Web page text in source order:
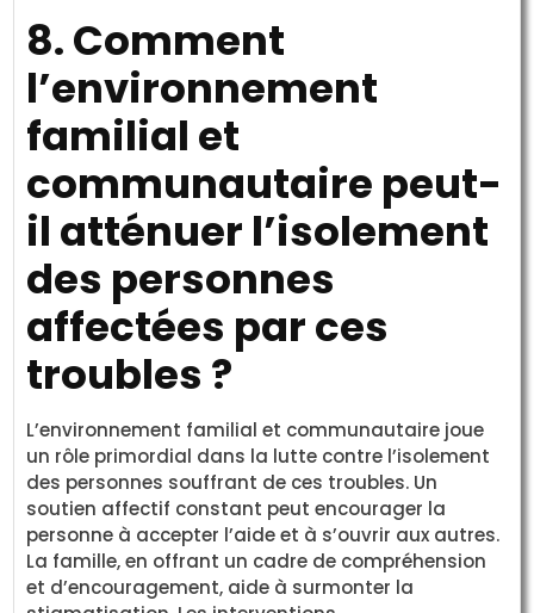
8. Comment
l’environnement
familial et
communautaire peut-
il atténuer l’isolement
des personnes
affectées par ces
troubles ?
L’environnement familial et communautaire joue
un rôle primordial dans la lutte contre l’isolement
des personnes souffrant de ces troubles. Un
soutien affectif constant peut encourager la
personne à accepter l’aide et à s’ouvrir aux autres.
La famille, en offrant un cadre de compréhension
et d’encouragement, aide à surmonter la